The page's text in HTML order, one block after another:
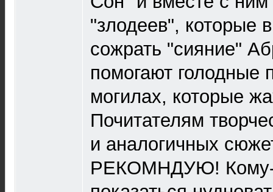
"злодеев", которые
сожрать "сияние"
помогают голодные
могилах, которые
Почитателям
и аналогичных
РЕКОМНДУЮ! Кому-